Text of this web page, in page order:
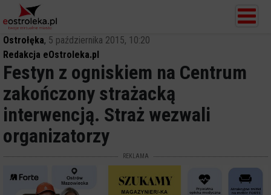
Ostrołęka, 5 października 2015, 10:20
Redakcja eOstroleka.pl
Festyn z ogniskiem na Centrum
zakończony strażacką
interwencją. Straż wezwali
organizatorzy
REKLAMA